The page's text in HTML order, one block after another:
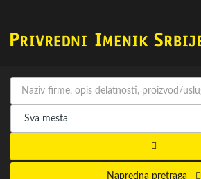
Napredna pretraga